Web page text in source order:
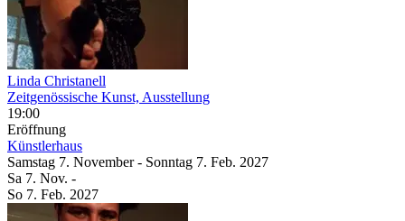
Linda Christanell
Zeitgenössische Kunst, Ausstellung
19:00
Eröffnung
Künstlerhaus
Samstag 7. November- Sonntag 7. Feb. 2027
Sa 7. Nov. -
So 7. Feb. 2027